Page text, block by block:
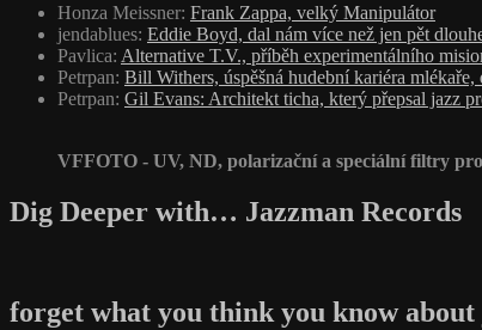
Honza Meissner: Frank Zappa, velký Manipulátor
jendablues: Eddie Boyd, dal nám více než jen pět
Pavlica: Alternative T.V., příběh experimentálního
Petrpan: Bill Withers, úspěšná hudební kariéra
Petrpan: Gil Evans: Architekt ticha, který přepsal jazz
VFFOTO - UV, ND, polarizační a speciální filtry
Dig Deeper with… Jazzman Records
forget what you think you know about